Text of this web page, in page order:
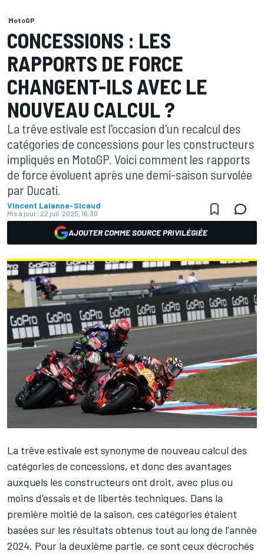
MotoGP
CONCESSIONS : LES
RAPPORTS DE FORCE
CHANGENT-ILS AVEC LE
NOUVEAU CALCUL ?
La trêve estivale est l'occasion d'un recalcul des
catégories de concessions pour les constructeurs
impliqués en MotoGP. Voici comment les rapports
de force évoluent après une demi-saison survolée
par Ducati.
Vincent Lalanne-Sicaud
Mis à jour: 22 juil. 2025, 16:30
AJOUTER COMME SOURCE PRIVILÉGIÉE
La trêve estivale est synonyme de nouveau calcul des
catégories de concessions, et donc des avantages
auxquels les constructeurs ont droit, avec plus ou
moins d'essais et de libertés techniques. Dans la
première moitié de la saison, ces catégories étaient
basées sur les résultats obtenus tout au long de l'année
2024. Pour la deuxième partie, ce sont ceux décrochés